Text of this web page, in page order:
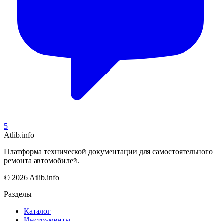
5
Atlib.info
Платформа технической документации для самостоятельного
ремонта автомобилей.
© 2026 Atlib.info
Разделы
Каталог